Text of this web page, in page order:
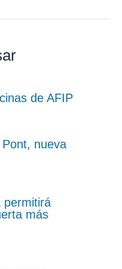
de AFIP
nueva
permitirá
más